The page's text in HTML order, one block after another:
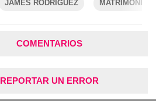
JAMES RODRÍGUEZ
COMENTARIOS
REPORTAR UN ERROR